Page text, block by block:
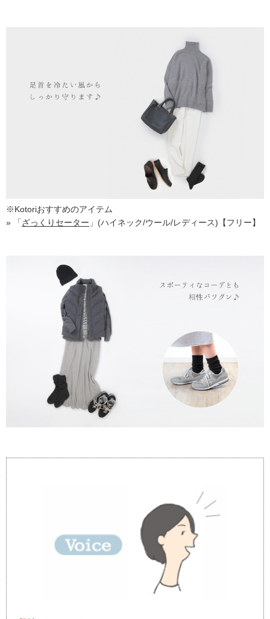
※Kotoriおすすめのアイテム
» 「ざっくりセーター 」(ハイネック/ウール/レディース)【フリー】